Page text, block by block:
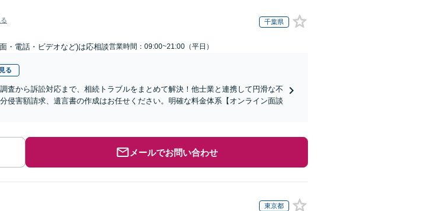
千葉県
・電話・ビデオなど)は応相談営業時間：09:00~21:00（平日）
る
査から訴訟対応まで、相続トラブルをまとめて解決！他士業と連携して円滑な不
侵害額請求、遺言書の作成はお任せください。明確な料金体系【オンライン面談
メールでお問い合わせ
東京都